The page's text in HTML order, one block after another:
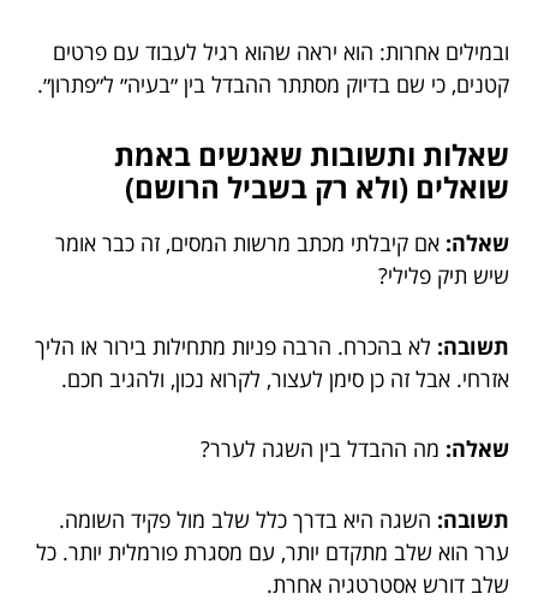
ובמילים אחרות: הוא יראה שהוא רגיל לעבוד עם פרטים
קטנים, כי שם בדיוק מסתתר ההבדל בין ״בעיה״ ל״פתרון״.
שאלות ותשובות שאנשים באמת
שואלים (ולא רק בשביל הרושם)
שאלה: אם קיבלתי מכתב מרשות המסים, זה כבר אומר
שיש תיק פלילי?
תשובה: לא בהכרח. הרבה פניות מתחילות בירור או הליך
אזרחי. אבל זה כן סימן לעצור, לקרוא נכון, ולהגיב חכם.
שאלה: מה ההבדל בין השגה לערר?
תשובה: השגה היא בדרך כלל שלב מול פקיד השומה.
ערר הוא שלב מתקדם יותר, עם מסגרת פורמלית יותר. כל
שלב דורש אסטרטגיה אחרת.